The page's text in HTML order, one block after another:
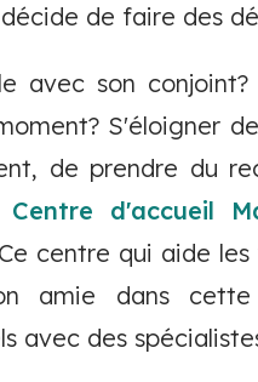
de faire des
avec son
S'éloigner
de prendre du
Centre d'accueil
centre qui aide
amie dans
avec des